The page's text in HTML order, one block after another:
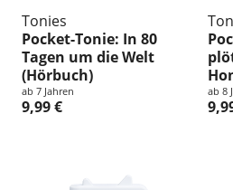
Tonies
Pocket-Tonie: In 80
Tagen um die Welt
(Hörbuch)
ab 7 Jahren
9,99 €
ab 8